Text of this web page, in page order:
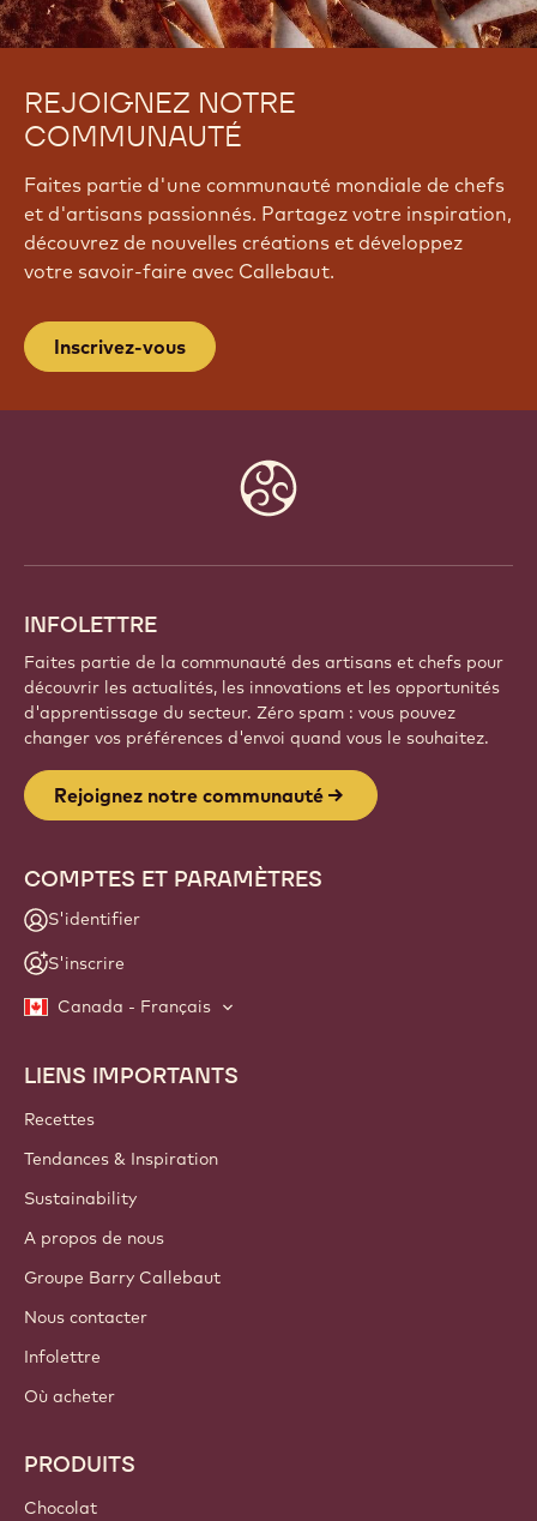
REJOIGNEZ NOTRE
COMMUNAUTÉ
Faites partie d'une communauté mondiale de chefs
et d'artisans passionnés. Partagez votre inspiration,
découvrez de nouvelles créations et développez
votre savoir-faire avec Callebaut.
Inscrivez-vous
INFOLETTRE
Faites partie de la communauté des artisans et chefs pour
découvrir les actualités, les innovations et les opportunités
d'apprentissage du secteur. Zéro spam : vous pouvez
changer vos préférences d'envoi quand vous le souhaitez.
Rejoignez notre communauté
COMPTES ET PARAMÈTRES
S'identifier
S'inscrire
Canada - Français
Footer
Callebaut
LIENS IMPORTANTS
Recettes
Tendances & Inspiration
Sustainability
A propos de nous
Groupe Barry Callebaut
Nous contacter
Infolettre
Où acheter
PRODUITS
Chocolat